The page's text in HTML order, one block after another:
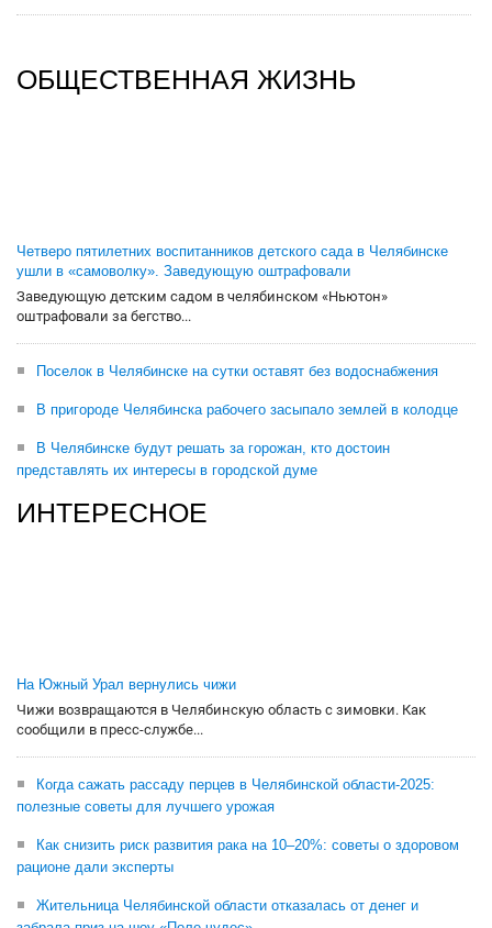
ОБЩЕСТВЕННАЯ ЖИЗНЬ
Четверо пятилетних воспитанников детского сада в Челябинске
ушли в «самоволку». Заведующую оштрафовали
Заведующую детским садом в челябинском «Ньютон»
оштрафовали за бегство...
Поселок в Челябинске на сутки оставят без водоснабжения
В пригороде Челябинска рабочего засыпало землей в колодце
В Челябинске будут решать за горожан, кто достоин
представлять их интересы в городской думе
ИНТЕРЕСНОЕ
На Южный Урал вернулись чижи
Чижи возвращаются в Челябинскую область с зимовки. Как
сообщили в пресс-службе...
Когда сажать рассаду перцев в Челябинской области-2025:
полезные советы для лучшего урожая
Как снизить риск развития рака на 10–20%: советы о здоровом
рационе дали эксперты
Жительница Челябинской области отказалась от денег и